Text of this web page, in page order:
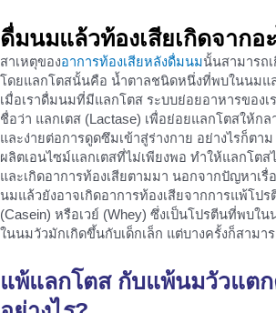
ดื่มนมแล้วท้องเสียเกิดจากอ
สาเหตุของอาการท้องเสียหลังดื่มนมนั้นสามารถ
โดยแลกโตสนั้นคือ น้ำตาลชนิดหนึ่งที่พบในนม
เมื่อเราดื่มนมที่มีแลกโตส ระบบย่อยอาหารของเ
ชื่อว่า แลกเตส (Lactase) เพื่อย่อยแลกโตสให้กล
และง่ายต่อการดูดซึมเข้าสู่ร่างกาย อย่างไรก็ต
ผลิตเอนไซม์แลกเตสที่ไม่เพียงพอ ทำให้แลกโต
และเกิดอาการท้องเสียตามมา นอกจากปัญหาเรื่
นมแล้วยังอาจเกิดอาการท้องเสียจากการแพ้โป
(Casein) หรือเวย์ (Whey) ซึ่งเป็นโปรตีนที่พบใ
ในนมวัวมักเกิดขึ้นกับเด็กเล็ก แต่บางครั้งก็สาม
แพ้แลกโตส กับแพ้นมวัวแต